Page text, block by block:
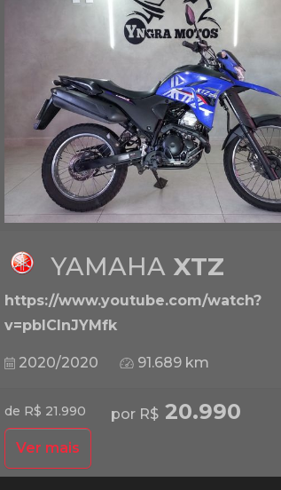
YAMAHA XTZ
https://www.youtube.com/watch?
v=pbICInJYMfk
2020/2020 91.689 km
de R$ 21.990 por R$ 20.990
Ver mais